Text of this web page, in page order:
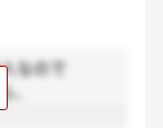
なので